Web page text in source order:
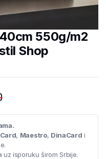
550g/m2
Shop
, Maestro, DinaCard i
isporuku širom Srbije.